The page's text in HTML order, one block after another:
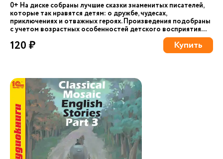
0+ На диске собраны лучшие сказки знаменитых писателей,
которые так нравятся детям: о дружбе, чудесах,
приключениях и отважных героях. Произведения подобраны
с учетом возрастных особенностей детского восприятия...
120 ₽ Купить